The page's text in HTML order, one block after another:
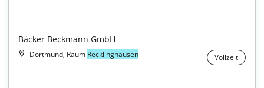
Bäcker Beckmann GmbH
Dortmund, Raum Recklinghausen Vollzeit